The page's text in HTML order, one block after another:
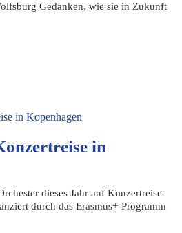
Gedanken, wie sie in Zukunft
in
dieses Jahr auf Konzertreise
durch das Erasmus+-Programm